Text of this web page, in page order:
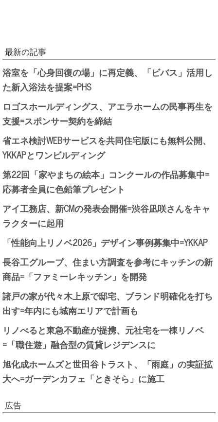
最新の記事
浴室を「心身回復の場」に再定義、「ビバス」活用し
た新入浴法を提案=PHS
ロゴスホールディングス、アエラホームの民事再生を
支援=スポンサー契約を締結
省エネ検討WEBサービスを共同住宅版にも無料公開、
YKKAPとワンビルディング
第22回「家やまちの絵本」コンクールの作品募集中=
応募者全員に色鉛筆プレゼント
アイ工務店、新CMの発表会開催=渋谷凪咲さんをキャ
ラクターに起用
「性能向上リノベ2026」デザイン事例募集中=YKKAP
長谷工グループ、住まい方調査を参考にキッチンの新
商品=「ファミーレキッチン」を開発
諸戸の家が代々木上原で邸宅、ブランド明確化を打ち
出す=年内にも城南エリアで計画も
リノべると東急不動産が提携、元社宅を一棟リノベ
=「職住遊」融合型の賃貸レジデンスに
旭化成ホームズと世田谷トラスト、「雨庭」の実証拡
大へ=ガーデンカフェ「ときそら」に施工
広告